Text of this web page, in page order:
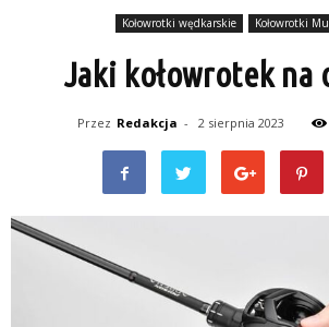
Kołowrotki wędkarskie Kołowrotki
Jaki kołowrotek na
Przez Redakcja - 2 sierpnia 2023